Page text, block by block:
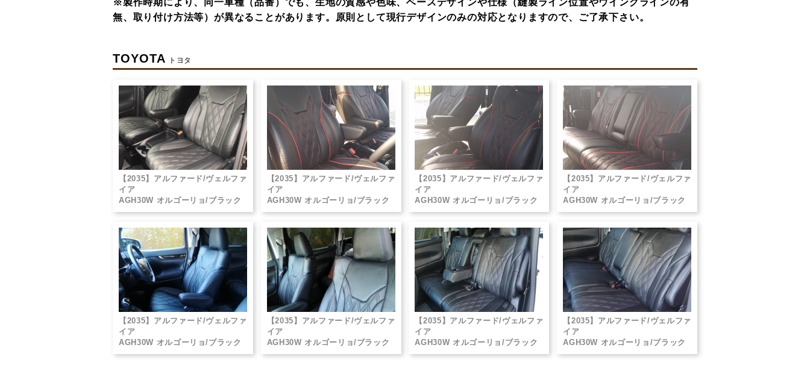
無、取り付け方法等）が異なることがあります。原則として現行デザインのみの対応となりますので、ご了承下さい。
TOYOTA トヨタ
【2035】アルファード/ヴェルファ
イア
AGH30W オルゴーリョ/ブラック
【2035】アルファード/ヴェルファ
イア
AGH30W オルゴーリョ/ブラック
【2035】アルファード/ヴェルファ
イア
AGH30W オルゴーリョ/ブラック
【2035】アルファード/ヴェルファ
イア
AGH30W オルゴーリョ/ブラック
【2035】アルファード/ヴェルファ
イア
AGH30W オルゴーリョ/ブラック
【2035】アルファード/ヴェルファ
イア
AGH30W オルゴーリョ/ブラック
【2035】アルファード/ヴェルファ
イア
AGH30W オルゴーリョ/ブラック
【2035】アルファード/ヴェルファ
イア
AGH30W オルゴーリョ/ブラック